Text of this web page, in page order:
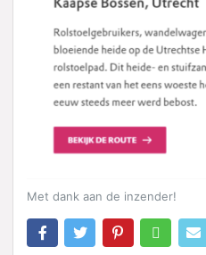
Met dank aan de inzender!